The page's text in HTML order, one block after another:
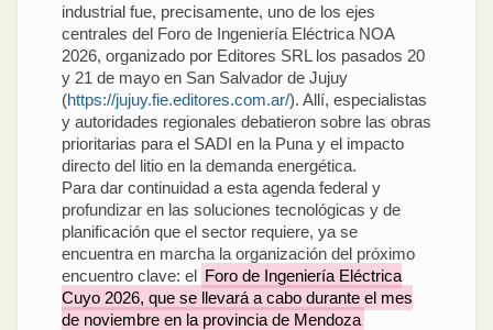
industrial fue, precisamente, uno de los ejes
centrales del Foro de Ingeniería Eléctrica NOA
2026, organizado por Editores SRL los pasados 20
y 21 de mayo en San Salvador de Jujuy
(https://jujuy.fie.editores.com.ar/). Allí, especialistas
y autoridades regionales debatieron sobre las obras
prioritarias para el SADI en la Puna y el impacto
directo del litio en la demanda energética.
Para dar continuidad a esta agenda federal y
profundizar en las soluciones tecnológicas y de
planificación que el sector requiere, ya se
encuentra en marcha la organización del próximo
encuentro clave: el Foro de Ingeniería Eléctrica
Cuyo 2026, que se llevará a cabo durante el mes
de noviembre en la provincia de Mendoza